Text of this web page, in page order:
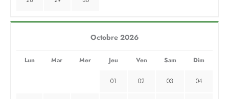
Octobre 2026
Lun Mar Mer Jeu Ven Sam Dim
01 02 03 04